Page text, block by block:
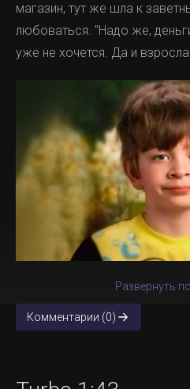
магазин, тут же шла к
любоваться. "Надо же,
уже не хочется. Да и
Развернуть
Комментарии (0)